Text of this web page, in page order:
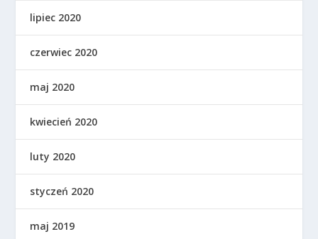
lipiec 2020
czerwiec 2020
maj 2020
kwiecień 2020
luty 2020
styczeń 2020
maj 2019